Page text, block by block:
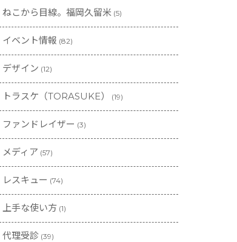
ねこから目線。福岡久留米 (5)
イベント情報 (82)
デザイン (12)
トラスケ（TORASUKE） (19)
ファンドレイザー (3)
メディア (57)
レスキュー (74)
上手な使い方 (1)
代理受診 (39)